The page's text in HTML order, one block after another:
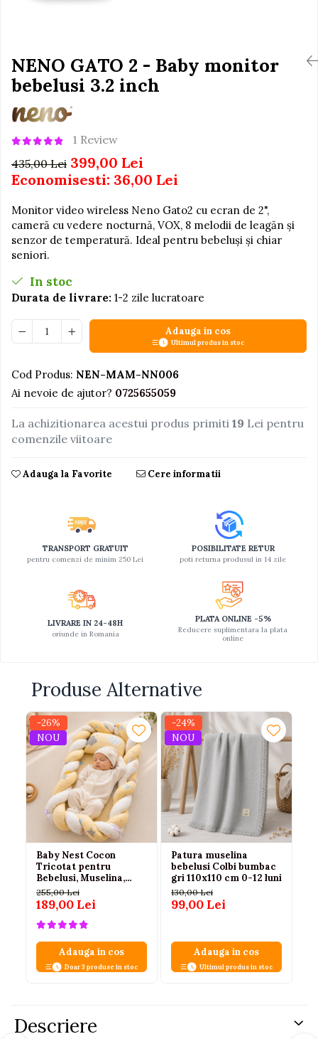
Caluti balansoar
Interactive, educative si
Figurine
Ateliere si unelte
Blocuri de constructie
Covorase de dans
Creative
De plus
Electrocasnice si bucatarii
Jocuri de indemanare
Jocuri sportive
Jucarii educative din lemn
Plastilina
Saltelute si centre de activitati
Seturi de doctor
Trenulete
Vehicule de constructii
Perioada Sarcinii
Pompe de san
Sisteme De Purtare
NENO GATO 2 - Baby monitor
bebelusi 3.2 inch
1 Review
435,00 Lei 399,00 Lei
Economisesti: 36,00 Lei
Monitor video wireless Neno Gato2 cu ecran de 2",
cameră cu vedere nocturnă, VOX, 8 melodii de leagăn și
senzor de temperatură. Ideal pentru bebeluși și chiar
seniori.
In stoc
Durata de livrare: 1-2 zile lucratoare
Adauga in cos
Ultimul produs in stoc
Cod Produs: NEN-MAM-NN006
Ai nevoie de ajutor? 0725655059
La achizitionarea acestui produs primiti 19 Lei pentru
comenzile viitoare
Adauga la Favorite Cere informatii
TRANSPORT GRATUIT
pentru comenzi de minim 250 Lei
POSIBILITATE RETUR
poti returna produsul in 14 zile
LIVRARE IN 24-48H
oriunde in Romania
PLATA ONLINE -5%
Reducere suplimentara la plata
online
Produse Alternative
-26%
NOU
Baby Nest Cocon
Tricotat pentru
Bebelusi, Muselina,
Protectie Impletita,
Saltea si Pernuta
Incluse, 72 x 52 cm,
Galben, 0-1 Ani
255,00 Lei
189,00 Lei
Adauga in cos
Doar 3 produse in stoc
-24%
NOU
Patura muselina
bebelusi Colbi bumbac
gri 110x110 cm 0-12 luni
130,00 Lei
99,00 Lei
Adauga in cos
Ultimul produs in stoc
Descriere